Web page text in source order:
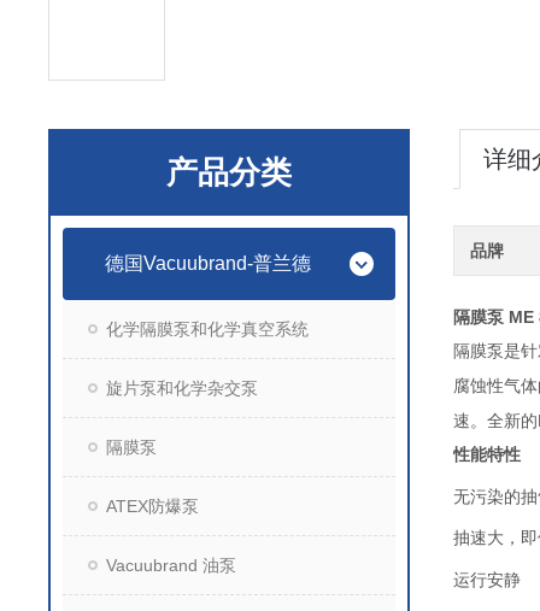
产品分类
德国Vacuubrand-普兰德
化学隔膜泵和化学真空系统
旋片泵和化学杂交泵
隔膜泵
ATEX防爆泵
Vacuubrand 油泵
详细
品牌
隔膜泵 ME
隔膜泵是
腐蚀性气
速。全新的
性能特性
无污染的
抽速大，
运行安静